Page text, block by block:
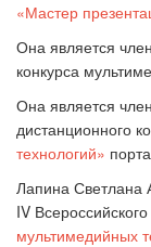
«Мастер
Она является
конкурса
Она является
дистанционного
технологий» п
Лапина Светлана
IV
мультимедийных